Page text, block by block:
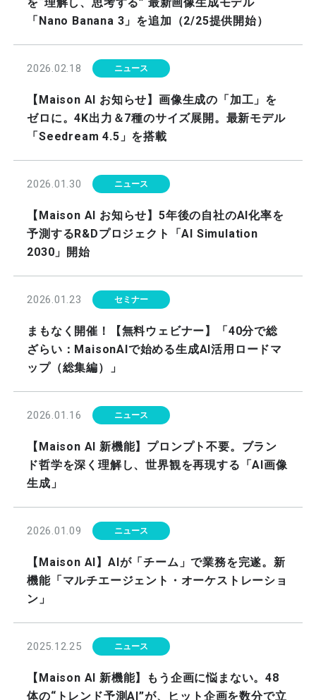
を“理解し、思考する” 最新画像生成モデル
「Nano Banana 3」を追加（2/25提供開始）
2026.02.18 ニュース
【Maison AI お知らせ】画像生成の「加工」を
ゼロに。4K出力＆7種のサイズ展開。最新モデル
「Seedream 4.5」を搭載
2026.01.30 ニュース
【Maison AI お知らせ】5年後の自社のAI化率を
予測するR&Dプロジェクト「AI Simulation
2030」開始
2026.01.23 セミナー
まもなく開催！【無料ウェビナー】「40分で総
ざらい：MaisonAIで始める生成AI活用ロードマ
ップ（総集編）」
2026.01.16 ニュース
【Maison AI 新機能】プロンプト不要。ブラン
ド哲学を深く理解し、世界観を再現する「AI画像
生成」
2026.01.09 ニュース
【Maison AI】AIが「チーム」で業務を完遂。新
機能「マルチエージェント・オーケストレーショ
ン」
2025.12.25 ニュース
【Maison AI 新機能】もう企画に悩まない。48
体の“トレンド予測AI”が、ヒット企画を数分で立